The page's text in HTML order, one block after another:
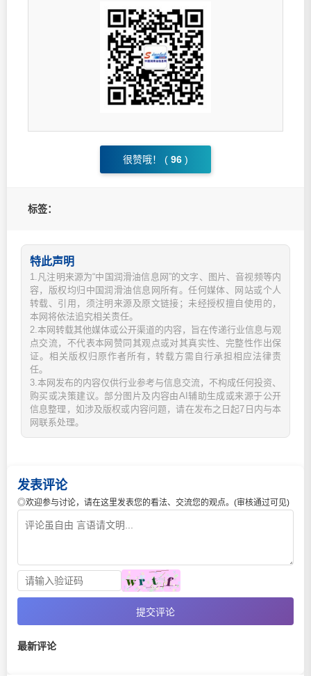
很赞哦！ ( 96 )
标签：
特此声明
1.凡注明来源为“中国润滑油信息网”的文字、图片、音视频等内
容，版权均归中国润滑油信息网所有。任何媒体、网站或个人
转载、引用，须注明来源及原文链接；未经授权擅自使用的，
本网将依法追究相关责任。
2.本网转载其他媒体或公开渠道的内容，旨在传递行业信息与观
点交流，不代表本网赞同其观点或对其真实性、完整性作出保
证。相关版权归原作者所有，转载方需自行承担相应法律责
任。
3.本网发布的内容仅供行业参考与信息交流，不构成任何投资、
购买或决策建议。部分图片及内容由AI辅助生成或来源于公开
信息整理，如涉及版权或内容问题，请在发布之日起7日内与本
网联系处理。
发表评论
◎欢迎参与讨论，请在这里发表您的看法、交流您的观点。(审核通过可见)
提交评论
最新评论